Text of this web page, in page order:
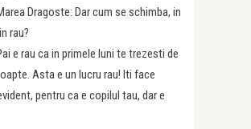
Dragoste: Dar cum se schimba, in
rau?
e rau ca in primele luni te trezesti de
Asta e un lucru rau! Iti face
pentru ca e copilul tau, dar e